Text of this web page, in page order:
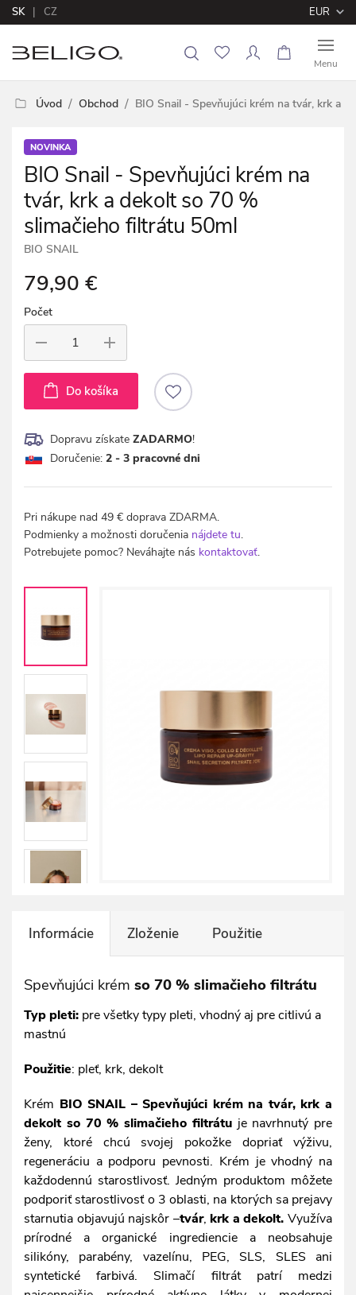
SK CZ EUR
Menu
Úvod Obchod BIO Snail - Spevňujúci krém na tvár, krk a
NOVINKA
BIO Snail - Spevňujúci krém na
tvár, krk a dekolt so 70 %
slimačieho filtrátu 50ml
BIO SNAIL
79,90 €
Počet
Do košíka
Dopravu získate ZADARMO!
Doručenie: 2 - 3 pracovné dni
Pri nákupe nad 49 € doprava ZDARMA.
Podmienky a možnosti doručenia nájdete tu.
Potrebujete pomoc? Neváhajte nás kontaktovať.
Informácie Zloženie Použitie
Spevňujúci krém so 70 % slimačieho filtrátu
Typ pleti: pre všetky typy pleti, vhodný aj pre citlivú a
mastnú
Použitie: pleť, krk, dekolt
Krém BIO SNAIL – Spevňujúci krém na tvár, krk a
dekolt so 70 % slimačieho filtrátuje navrhnutý pre
ženy, ktoré chcú svojej pokožke dopriať výživu,
regeneráciu a podporu pevnosti. Krém je vhodný na
každodennú starostlivosť. Jedným produktom môžete
podporiť starostlivosť o 3 oblasti, na ktorých sa prejavy
starnutia objavujú najskôr –tvár, krk a dekolt. Využíva
prírodné a organické ingrediencie a neobsahuje
silikóny, parabény, vazelínu, PEG, SLS, SLES ani
syntetické farbivá. Slimačí filtrát patrí medzi